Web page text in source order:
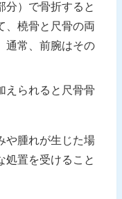
分）で骨折すると
、橈骨と尺骨の両
通常、前腕はその
えられると尺骨骨
や腫れが生じた場
処置を受けること